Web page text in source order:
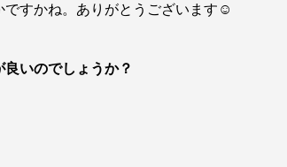
ですかね。ありがとうございます☺️
いのでしょうか？